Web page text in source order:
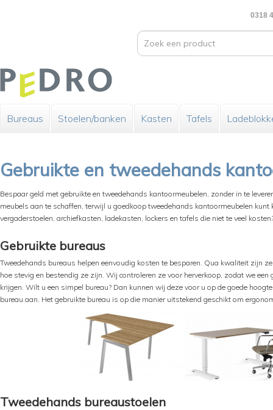
0318
Bureaus Stoelen/banken Kasten Tafels
Gebruikte en tweedehands
Bespaar geld met gebruikte en tweedehands kantoormeubelen, zonder in te
meubels aan te schaffen, terwijl u goedkoop tweedehands kantoormeubelen
vergaderstoelen, archiefkasten, ladekasten, lockers en tafels die niet te veel
Gebruikte bureaus
Tweedehands bureaus helpen eenvoudig kosten te besparen. Qua kwaliteit zijn
hoe stevig en bestendig ze zijn. Wij controleren ze voor herverkoop, zodat we
krijgen. Wilt u een simpel bureau? Dan kunnen wij deze voor u op de goede
bureau aan. Het gebruikte bureau is op die manier uitstekend geschikt om
Tweedehands bureaustoelen